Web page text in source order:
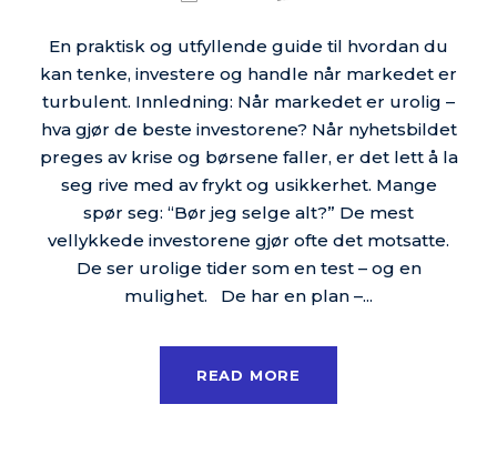
En praktisk og utfyllende guide til hvordan du
kan tenke, investere og handle når markedet er
turbulent. Innledning: Når markedet er urolig –
hva gjør de beste investorene? Når nyhetsbildet
preges av krise og børsene faller, er det lett å la
seg rive med av frykt og usikkerhet. Mange
spør seg: “Bør jeg selge alt?” De mest
vellykkede investorene gjør ofte det motsatte.
De ser urolige tider som en test – og en
mulighet. De har en plan –...
READ MORE